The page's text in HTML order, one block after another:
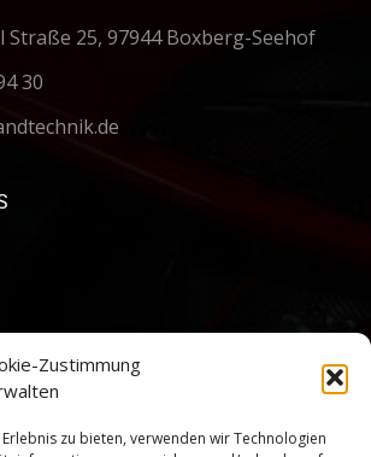
Zustimmung
zu bieten, verwenden wir Technologien
Straße 25, 97944 Boxberg-Seehof
30